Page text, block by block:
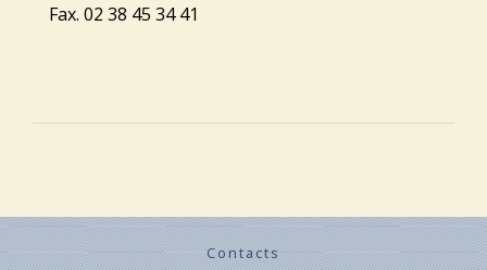
Fax. 02 38 45 34 41
Contacts